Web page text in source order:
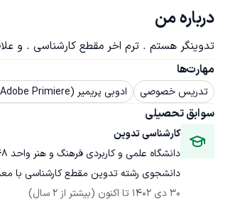
درباره من
تدوینگر هستم . ترم اخر مقطع کارشناسی . و
مهارت‌ها
تدریس خصوصی ادوبی پریمیر (Adobe Primiere)
سوابق تحصیلی
کارشناسی تدوین
دانشگاه علمی و کاربردی فرهنگ و هنر واحد 48 تهران
دانشجوی رشته تدوین مقطع کارشناسی با
30 دی 1402
تا اکنون (بیشتر از 2 سال)